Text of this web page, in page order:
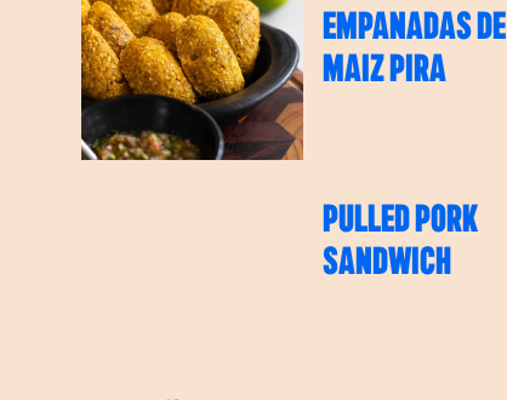
EMPANADAS DE
MAIZ PIRA
PULLED PORK
SANDWICH